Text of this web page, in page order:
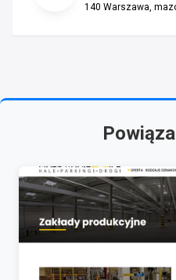
140 Warszawa,